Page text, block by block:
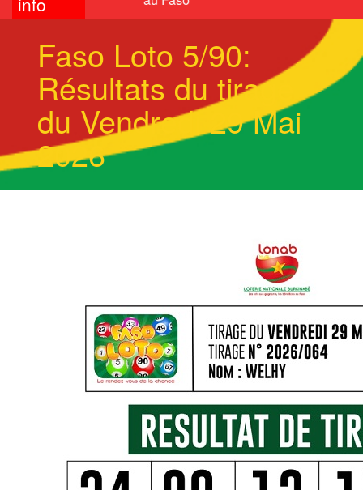
Faso Loto 5/90:
Résultats du tirage
du Vendredi 29 Mai
2026